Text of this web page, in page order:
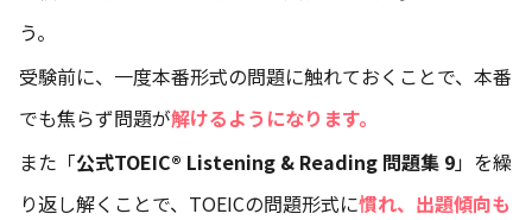
う。
受験前に、一度本番形式の問題に触れておくことで、本番
でも焦らず問題が解けるようになります。
また「公式TOEIC® Listening & Reading 問題集 9」を繰
り返し解くことで、TOEICの問題形式に慣れ、出題傾向も